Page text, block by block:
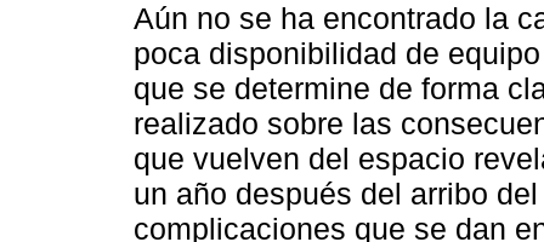
Aún no se ha encontrado la
poca disponibilidad de
que se determine de forma
realizado sobre las
que vuelven del espacio
un año después del arribo
complicaciones que se dan